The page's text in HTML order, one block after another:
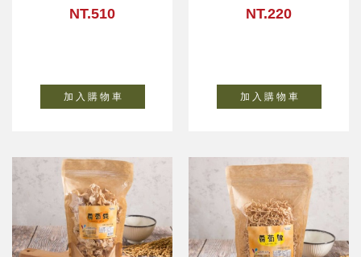
NT.510
加 入 購 物 車
NT.220
加 入 購 物 車